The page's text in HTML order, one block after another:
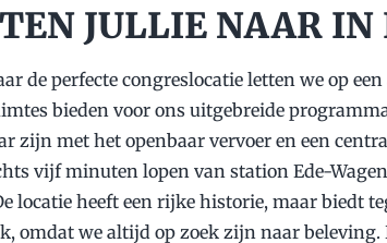
JULLIE NAAR IN
de perfecte congreslocatie letten we op
bieden voor ons uitgebreide
zijn met het openbaar vervoer en een
vijf minuten lopen van station Ede-
locatie heeft een rijke historie, maar biedt
omdat we altijd op zoek zijn naar